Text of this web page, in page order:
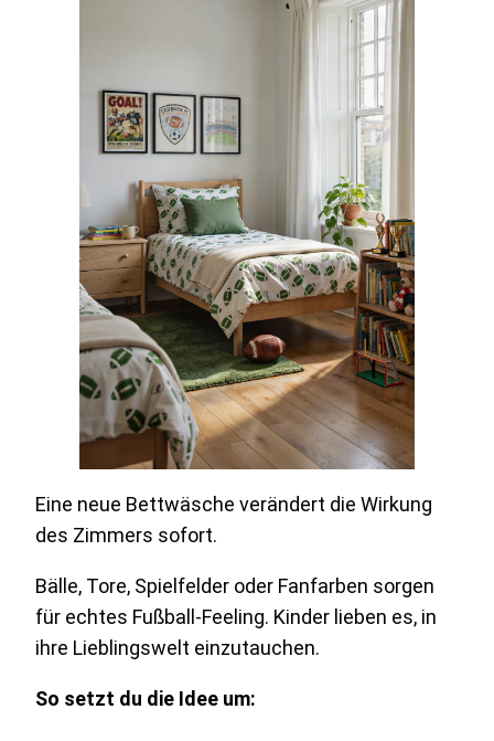
Eine neue Bettwäsche verändert die Wirkung
des Zimmers sofort.
Bälle, Tore, Spielfelder oder Fanfarben sorgen
für echtes Fußball-Feeling. Kinder lieben es, in
ihre Lieblingswelt einzutauchen.
So setzt du die Idee um: